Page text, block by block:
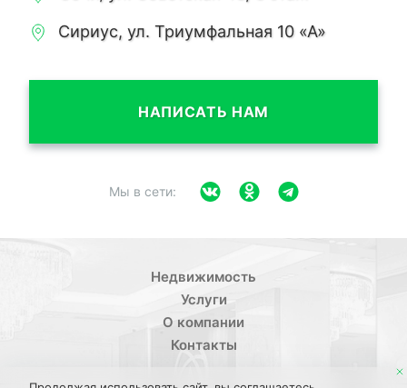
Сириус, ул. Триумфальная 10 «А»
НАПИСАТЬ НАМ
Мы в сети:
Недвижимость
Услуги
О компании
Контакты